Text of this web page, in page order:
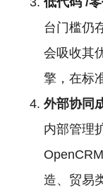
台门槛仍
会吸收其
擎，在标
外部协同
内部管理
造、贸易